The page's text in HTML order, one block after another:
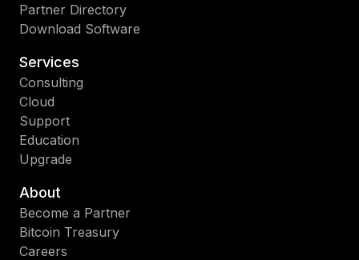
Partner Directory
Download Software
Services
Consulting
Cloud
Support
Education
Upgrade
About
Become a Partner
Bitcoin Treasury
Careers